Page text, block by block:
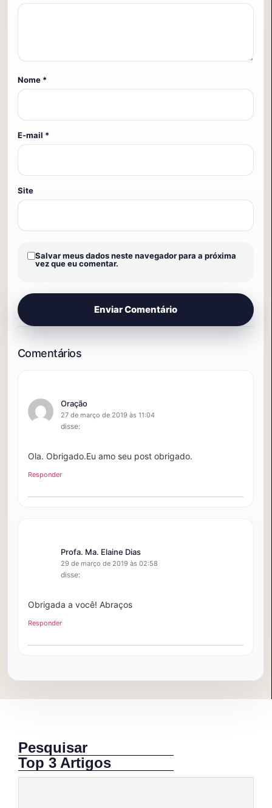
Pesquisar
Top 3 Artigos
Oração
disse:
27 de março de 2019 às 11:04
Ola. Obrigado.Eu amo seu post obrigado.
Responder
Profa. Ma. Elaine Dias
disse:
29 de março de 2019 às 02:58
Obrigada a você! Abraços
Responder
Nome *
E-mail *
Site
Salvar meus dados neste navegador para a próxima
vez que eu comentar.